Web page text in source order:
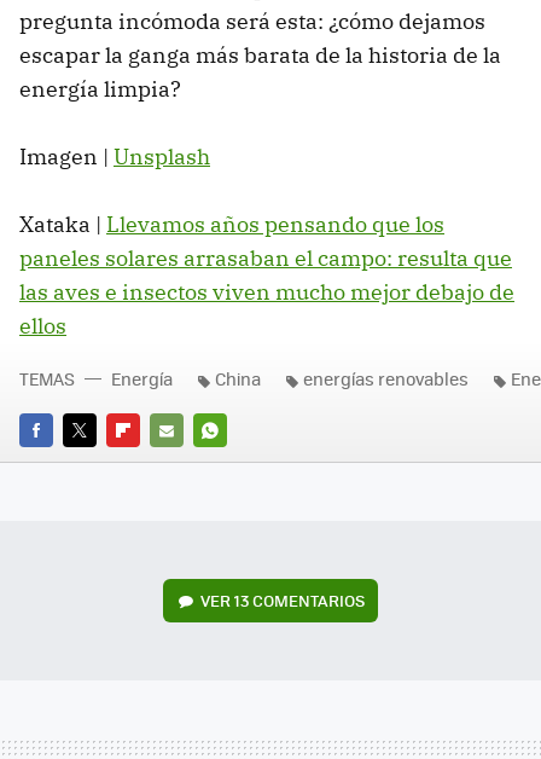
pregunta incómoda será esta: ¿cómo dejamos
escapar la ganga más barata de la historia de la
energía limpia?
Imagen | Unsplash
Xataka | Llevamos años pensando que los
paneles solares arrasaban el campo: resulta que
las aves e insectos viven mucho mejor debajo de
ellos
FACEBOOK
TWITTERFLIPBOARD
E-
WHATSAPP
TEMAS Energía China energías renovables
VER 13 COMENTARIOS